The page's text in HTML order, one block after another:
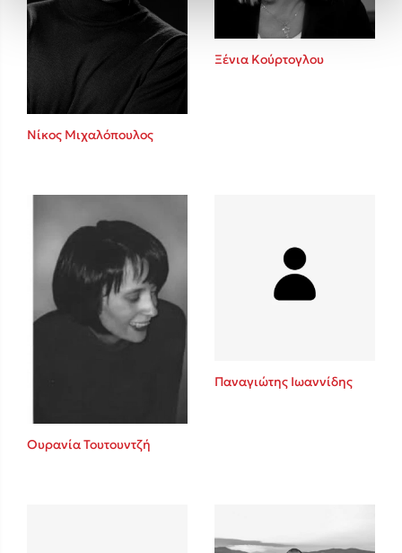
Νίκος Μιχαλόπουλος
Ξένια Κούρτογλου
Ουρανία Τουτουντζή
Παναγιώτης Ιωαννίδης